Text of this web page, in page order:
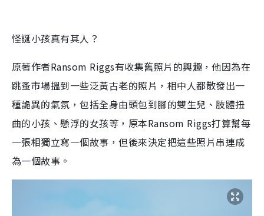
怪誕小孩真有其人？
原著作者Ransom Riggs有收集舊照片的興趣，他因為在
跳蚤市場搵到一些泛黃古老的照片，相中人都散發出一
種詭異的氣氛，包括全身由頭包到腳的雙生兒、肢體扭
曲的小孩、懸浮的女孩等，原本Ransom Riggs打算幫每
一張相獨立寫一個故事，但後來決定把這些照片串連成
為一個故事。